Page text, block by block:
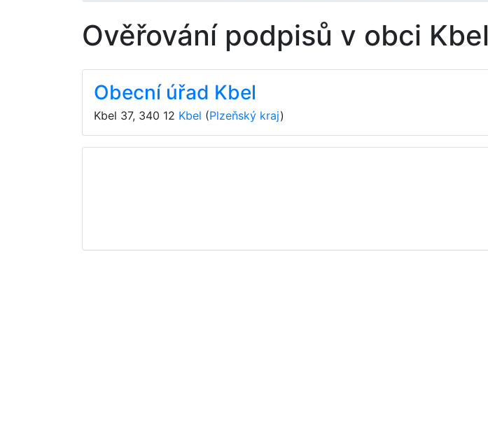
Ověřování podpisů v obci Kbel
Obecní úřad Kbel
Kbel 37, 340 12 Kbel (Plzeňský kraj)